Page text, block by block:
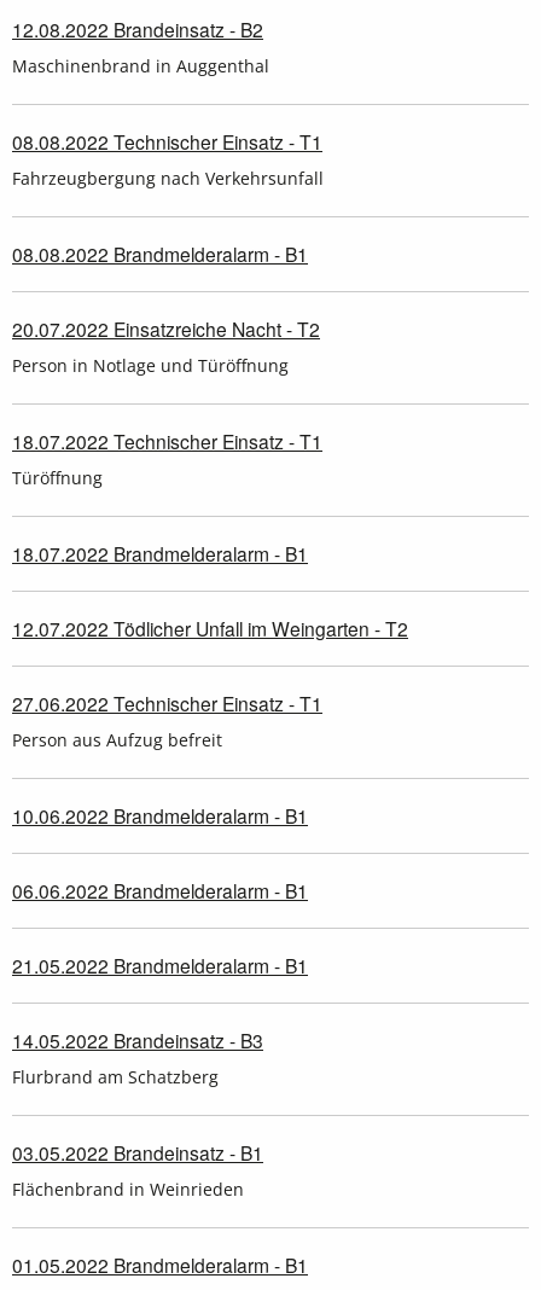
12.08.2022 Brandeinsatz - B2
Maschinenbrand in Auggenthal
08.08.2022 Technischer Einsatz - T1
Fahrzeugbergung nach Verkehrsunfall
08.08.2022 Brandmelderalarm - B1
20.07.2022 Einsatzreiche Nacht - T2
Person in Notlage und Türöffnung
18.07.2022 Technischer Einsatz - T1
Türöffnung
18.07.2022 Brandmelderalarm - B1
12.07.2022 Tödlicher Unfall im Weingarten - T2
27.06.2022 Technischer Einsatz - T1
Person aus Aufzug befreit
10.06.2022 Brandmelderalarm - B1
06.06.2022 Brandmelderalarm - B1
21.05.2022 Brandmelderalarm - B1
14.05.2022 Brandeinsatz - B3
Flurbrand am Schatzberg
03.05.2022 Brandeinsatz - B1
Flächenbrand in Weinrieden
01.05.2022 Brandmelderalarm - B1